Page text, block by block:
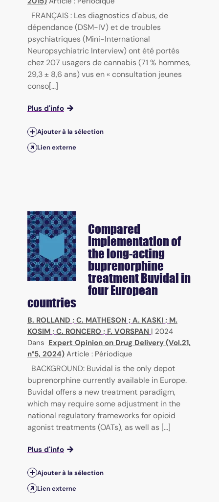
FRANÇAIS : Les diagnostics d'abus, de
dépendance (DSM-IV) et de troubles
psychiatriques (Mini-International
Neuropsychiatric Interview) ont été portés
chez 207 usagers de cannabis (71 % hommes,
29,3 ± 8,6 ans) vus en « consultation jeunes
conso[...]
Plus d'info
Ajouter à la sélection
Lien externe
Compared
implementation of
the long-acting
buprenorphine
treatment Buvidal in
four European
countries
B. ROLLAND ; C. MATHESON ; A. KASKI ; M.
KOSIM ; C. RONCERO ; F. VORSPAN | 2024
Dans Expert Opinion on Drug Delivery (Vol.21,
n°5, 2024) Article : Périodique
BACKGROUND: Buvidal is the only depot
buprenorphine currently available in Europe.
Buvidal offers a new treatment paradigm,
which may require some adjustment in the
national regulatory frameworks for opioid
agonist treatments (OATs), as well as [...]
Plus d'info
Ajouter à la sélection
Lien externe